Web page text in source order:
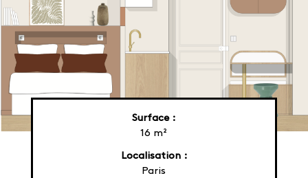
Surface :
16 m²
Localisation :
Paris